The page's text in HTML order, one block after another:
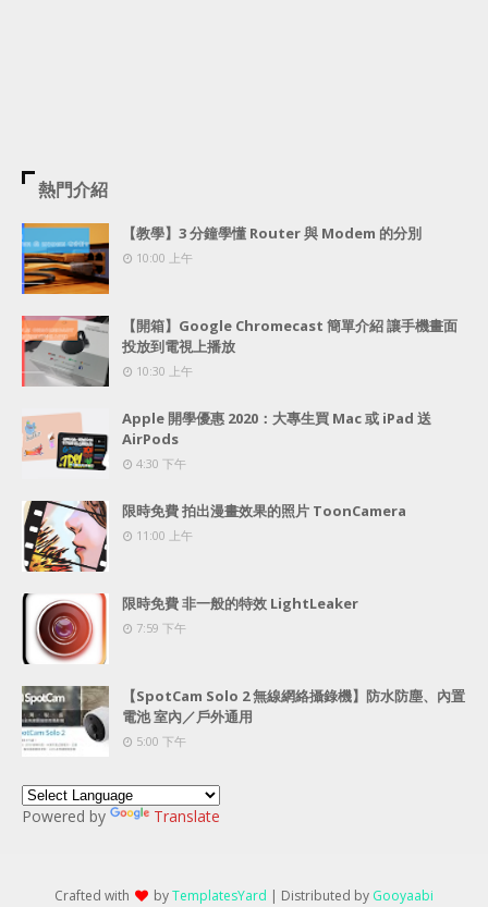
熱門介紹
【教學】3 分鐘學懂 Router 與 Modem 的分別
10:00 上午
【開箱】Google Chromecast 簡單介紹 讓手機畫面
投放到電視上播放
10:30 上午
Apple 開學優惠 2020：大專生買 Mac 或 iPad 送
AirPods
4:30 下午
限時免費 拍出漫畫效果的照片 ToonCamera
11:00 上午
限時免費 非一般的特效 LightLeaker
7:59 下午
【SpotCam Solo 2 無線網絡攝錄機】防水防塵、內置
電池 室內／戶外通用
5:00 下午
Powered by Translate
Crafted with byTemplatesYard | Distributed by Gooyaabi